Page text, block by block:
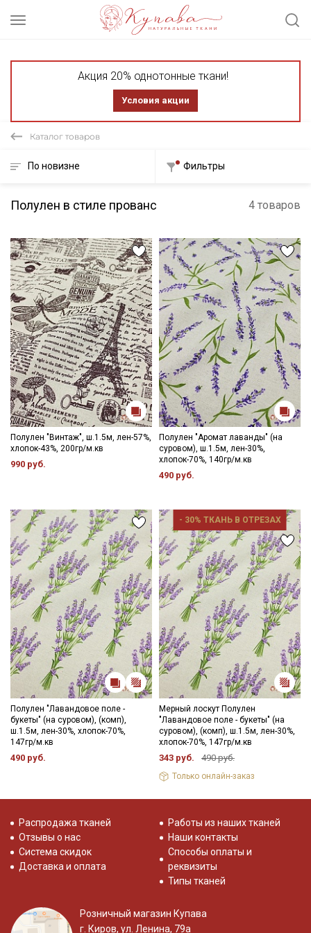
Акция 20% однотонные ткани!
Условия акции
Каталог товаров
По новизне Фильтры
Полулен в стиле прованс 4 товаров
Полулен "Винтаж", ш.1.5м, лен-57%,
хлопок-43%, 200гр/м.кв
990 руб.
Полулен "Аромат лаванды" (на
суровом), ш.1.5м, лен-30%,
хлопок-70%, 140гр/м.кв
490 руб.
Полулен "Лавандовое поле -
букеты" (на суровом), (комп),
ш.1.5м, лен-30%, хлопок-70%,
147гр/м.кв
490 руб.
- 30% ТКАНЬ В ОТРЕЗАХ
Мерный лоскут Полулен
"Лавандовое поле - букеты" (на
суровом), (комп), ш.1.5м, лен-30%,
хлопок-70%, 147гр/м.кв
343 руб. 490 руб.
Только онлайн-заказ
Распродажа тканей
Отзывы о нас
Система скидок
Доставка и оплата
Работы из наших тканей
Наши контакты
Способы оплаты и
реквизиты
Типы тканей
Розничный магазин Купава
г. Киров, ул. Ленина, 79а
Секретная рассылка от Купава
Мы публикуем здесь дополнительные
промокоды и скидки до 30% на узкие
категории тканей
Электронная почта
Подписаться
Ознакомлен(а) сПолитикой обработки персональных
данныхи даюСогласие на обработку персональных
данных
ДаюСогласие на получение рекламных и
информационных рассылок